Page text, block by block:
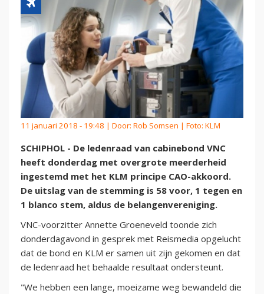
11 januari 2018 - 19:48 | Door: Rob Somsen | Foto: KLM
SCHIPHOL - De ledenraad van cabinebond VNC
heeft donderdag met overgrote meerderheid
ingestemd met het KLM principe CAO-akkoord.
De uitslag van de stemming is 58 voor, 1 tegen en
1 blanco stem, aldus de belangenvereniging.
VNC-voorzitter Annette Groeneveld toonde zich
donderdagavond in gesprek met Reismedia opgelucht
dat de bond en KLM er samen uit zijn gekomen en dat
de ledenraad het behaalde resultaat ondersteunt.
"We hebben een lange, moeizame weg bewandeld die